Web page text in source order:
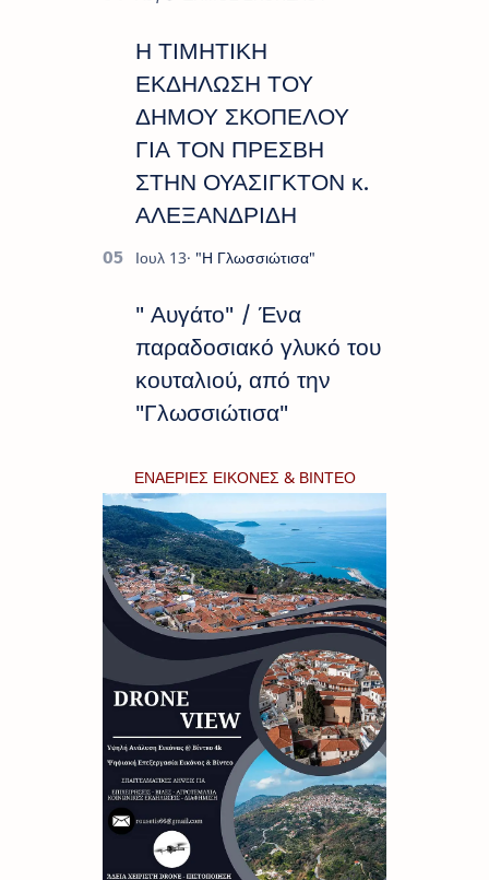
Η ΤΙΜΗΤΙΚΗ
ΕΚΔΗΛΩΣΗ ΤΟΥ
ΔΗΜΟΥ ΣΚΟΠΕΛΟΥ
ΓΙΑ ΤΟΝ ΠΡΕΣΒΗ
ΣΤΗΝ ΟΥΑΣΙΓΚΤΟΝ κ.
ΑΛΕΞΑΝΔΡΙΔΗ
" Αυγάτο" / Ένα
παραδοσιακό γλυκό του
κουταλιού, από την
"Γλωσσιώτισα"
ΕΝΑΕΡΙΕΣ ΕΙΚΟΝΕΣ & ΒΙΝΤΕΟ